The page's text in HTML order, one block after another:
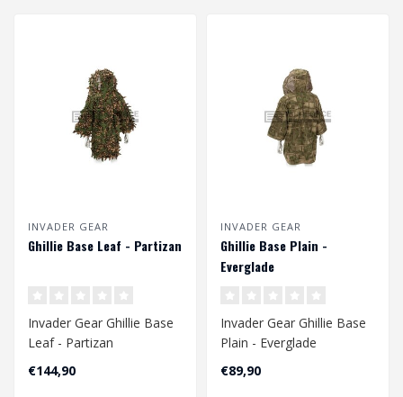
INVADER GEAR
Ghillie Base Leaf - Partizan
Invader Gear Ghillie Base
Leaf - Partizan
€144,90
INVADER GEAR
Ghillie Base Plain -
Everglade
Invader Gear Ghillie Base
Plain - Everglade
€89,90